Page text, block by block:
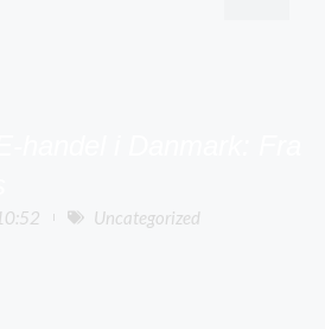
Uncategorized